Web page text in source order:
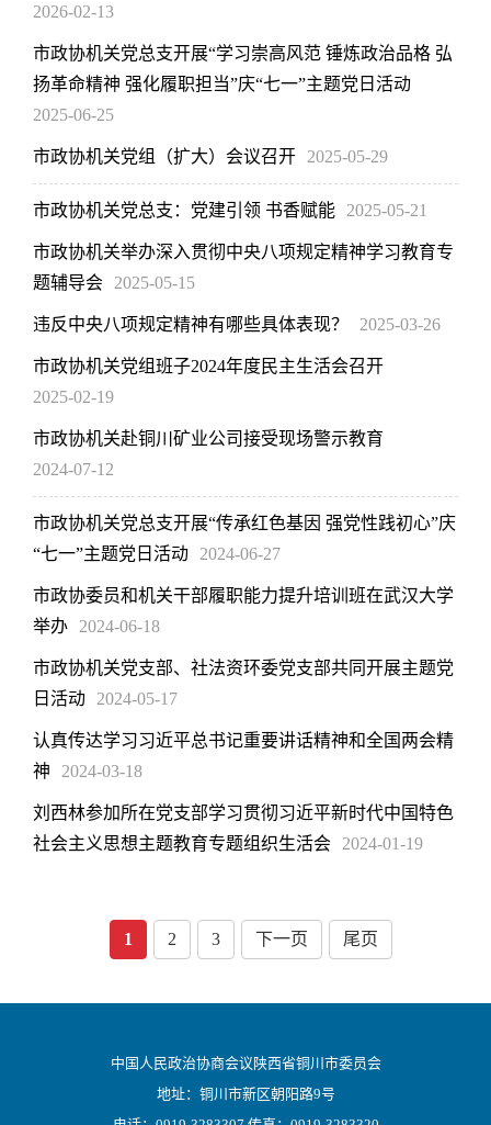
2026-02-13
市政协机关党总支开展“学习崇高风范 锤炼政治品格 弘
扬革命精神 强化履职担当”庆“七一”主题党日活动
2025-06-25
市政协机关党组（扩大）会议召开 2025-05-29
市政协机关党总支：党建引领 书香赋能 2025-05-21
市政协机关举办深入贯彻中央八项规定精神学习教育专
题辅导会
2025-05-15
违反中央八项规定精神有哪些具体表现？ 2025-03-26
市政协机关党组班子2024年度民主生活会召开
2025-02-19
市政协机关赴铜川矿业公司接受现场警示教育
2024-07-12
市政协机关党总支开展“传承红色基因 强党性践初心”庆
“七一”主题党日活动
2024-06-27
市政协委员和机关干部履职能力提升培训班在武汉大学
举办
2024-06-18
市政协机关党支部、社法资环委党支部共同开展主题党
日活动
2024-05-17
认真传达学习习近平总书记重要讲话精神和全国两会精
神
2024-03-18
刘西林参加所在党支部学习贯彻习近平新时代中国特色
社会主义思想主题教育专题组织生活会
2024-01-19
1 2 3 下一页 尾页
中国人民政治协商会议陕西省铜川市委员会
地址：铜川市新区朝阳路9号